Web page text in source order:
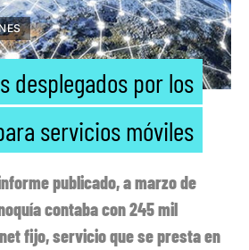
desplegados por los
servicios móviles
publicado, a marzo de
contaba con 245 mil
fijo, servicio que se presta en